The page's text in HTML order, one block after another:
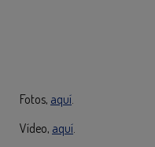
Fotos, aquí.
Vídeo, aquí.